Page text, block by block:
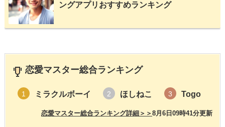
ングアプリおすすめランキング
恋愛マスター総合ランキング
1 ミラクルボーイ 2 ほしねこ 3 Togo
8月6日09時41分更新
恋愛マスター総合ランキング詳細＞＞